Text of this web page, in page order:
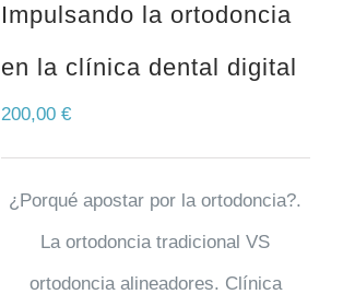
Impulsando la ortodoncia
en la clínica dental digital
200,00 €
¿Porqué apostar por la ortodoncia?.
La ortodoncia tradicional VS
ortodoncia alineadores. Clínica